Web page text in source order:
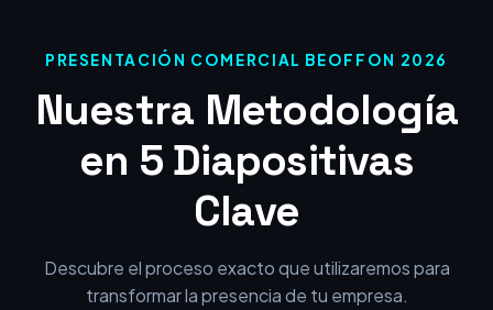
PRESENTACIÓN COMERCIAL BEOFFON 2026
Nuestra Metodología
en 5 Diapositivas
Clave
Descubre el proceso exacto que utilizaremos para
transformar la presencia de tu empresa.